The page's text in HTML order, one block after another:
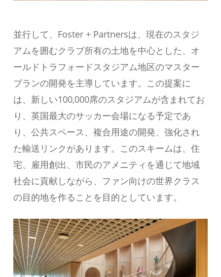
並行して、Foster + Partnersは、現在のスタジ
アムを囲むクラブ所有の土地を中心とした、オ
ールドトラフォードスタジアム地区のマスター
プランの開発を主導しています。この提案に
は、新しい100,000席のスタジアムが含まれてお
り、英国最大のサッカー会場になる予定であ
り、公共スペース、複合用途の開発、強化され
た輸送リンクがあります。このスキームは、住
宅、雇用創出、市民のアメニティを通じて地域
社会に貢献しながら、ファン向けの世界クラス
の目的地を作ることを目的としています。